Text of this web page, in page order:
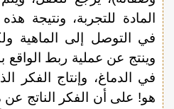
المادة للتجربة، ونتيجة
في التوصل إلى الماهية
وينتج عن عملية ربط الواقع
في الدماغ، وإنتاج الفكر
هو! على أن الفكر الناتج